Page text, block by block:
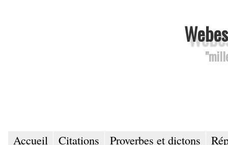
Accueil Citations Proverbes et dictons